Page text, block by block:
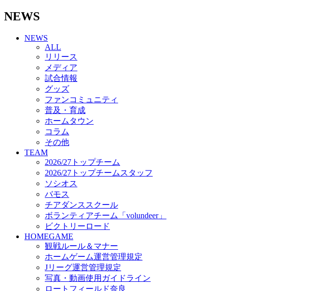
バモス
チアダンススクール
ボランティアチーム「volundeer」
ビクトリーロード
HOMEGAME
観戦ルール＆マナー
ホームゲーム運営管理規定
Jリーグ運営管理規定
写真・動画使用ガイドライン
ロートフィールド奈良
SCHEDULE
2026/27
練習見学時のファンサービスについて
TICKET
奈良クラブ明治安田J3リーグ2026/27シーズン試合観戦チケット
奈良クラブ明治安田Ｊ3リーグ 2026/27シーズン「鹿パス」
観戦ルール＆マナー
FANCOMMUNITY
2026/27ファンコミュニティ
サポートショップ
GOODS
オフィシャルストア（実店舗）
オンラインストア
ACADEMY
アカデミーについて
NEWS
NEWS
ALL
リリース
メディア
試合情報
グッズ
ファンコミュニティ
普及・育成
ホームタウン
コラム
その他
TEAM
2026/27トップチーム
2026/27トップチームスタッフ
ソシオス
バモス
チアダンススクール
ボランティアチーム「volundeer」
ビクトリーロード
HOMEGAME
観戦ルール＆マナー
ホームゲーム運営管理規定
Jリーグ運営管理規定
写真・動画使用ガイドライン
ロートフィールド奈良